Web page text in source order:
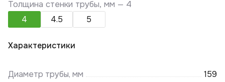
Толщина стенки трубы, мм — 4
4
4.5 5
Характеристики
Диаметр трубы, мм
159